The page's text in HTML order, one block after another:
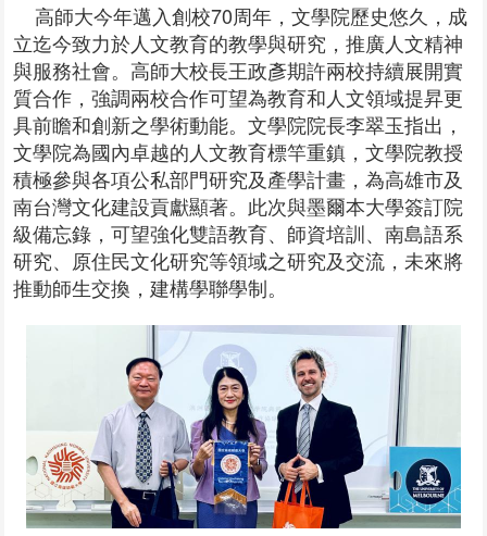
高師大今年邁入創校70周年，文學院歷史悠久，成
立迄今致力於人文教育的教學與研究，推廣人文精神
與服務社會。高師大校長王政彥期許兩校持續展開實
質合作，強調兩校合作可望為教育和人文領域提昇更
具前瞻和創新之學術動能。文學院院長李翠玉指出，
文學院為國內卓越的人文教育標竿重鎮，文學院教授
積極參與各項公私部門研究及產學計畫，為高雄市及
南台灣文化建設貢獻顯著。此次與墨爾本大學簽訂院
級備忘錄，可望強化雙語教育、師資培訓、南島語系
研究、原住民文化研究等領域之研究及交流，未來將
推動師生交換，建構學聯學制。